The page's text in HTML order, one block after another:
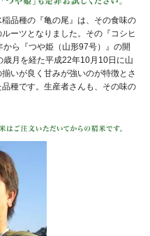
品種の『亀の尾』は、その食味の
ーツとなりました。その『コシヒ
ら『つや姫（山形97号）』の開
月を経た平成22年10月10日に山
いが良く甘みが強いのが特徴とさ
種です。生産者さんも、その味の